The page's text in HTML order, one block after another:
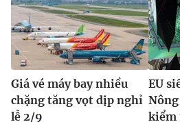
Giá vé máy bay nhiều
chặng tăng vọt dịp nghỉ
lễ 2/9
EU
kiểm